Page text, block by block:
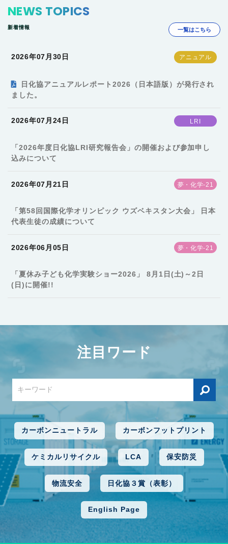
NEWS TOPICS
新着情報 一覧はこちら
2026年07月30日
日化協アニュアルレポート2026（日本語版）が発行され
ました。
2026年07月24日 LRI
「2026年度日化協LRI研究報告会」の開催および参加申し
込みについて
2026年07月21日 夢・化学-21
「第58回国際化学オリンピック ウズベキスタン大会」 日本
代表生徒の成績について
2026年06月05日 夢・化学-21
「夏休み子ども化学実験ショー2026」 8月1日(土)～2日
(日)に開催!!
注目ワード
カーボンニュートラル カーボンフットプリント
ケミカルリサイクル LCA 保安防災
物流安全 日化協３賞（表彰）
English Page